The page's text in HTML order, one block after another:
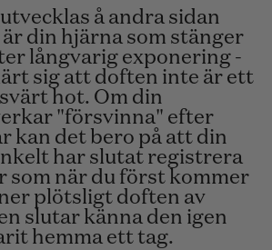
utvecklas å andra sidan
din hjärna som stänger
långvarig exponering -
sig att doften inte är ett
hot. Om din
"försvinna" efter
kan det bero på att din
har slutat registrera
som när du först kommer
plötsligt doften av
slutar känna den igen
hemma ett tag.